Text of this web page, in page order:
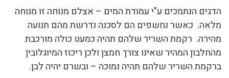
הדגים הנתמכים ע"י עמודת המים – אצלם מנוחה זו מנוחה
מלאה. כאשר נחשפים הם לסכנה נדרשת מהם תנועה
מהירה. רקמת השריר שלהם תהיה כמעט כולה מורכבת
מהחלבון המהיר שאינו צורך חמצן ולכן ריכוז המיוגלובין
ברקמת השריר שלהם תהיה נמוכה – ובשרם יהיה לבן.